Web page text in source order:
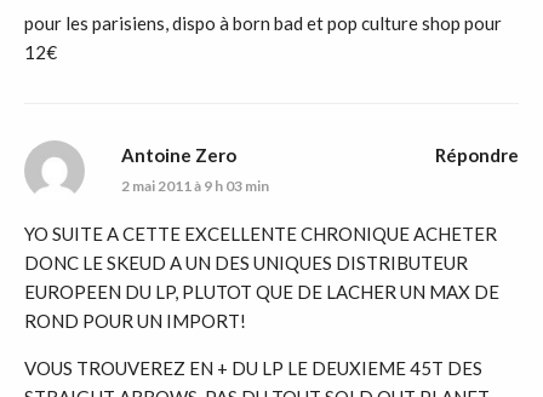
pour les parisiens, dispo à born bad et pop culture shop pour
12€
Antoine Zero
2 mai 2011 à 9 h 03 min
YO SUITE A CETTE EXCELLENTE CHRONIQUE ACHETER
DONC LE SKEUD A UN DES UNIQUES DISTRIBUTEUR
EUROPEEN DU LP, PLUTOT QUE DE LACHER UN MAX DE
ROND POUR UN IMPORT!
VOUS TROUVEREZ EN + DU LP LE DEUXIEME 45T DES
Répondre